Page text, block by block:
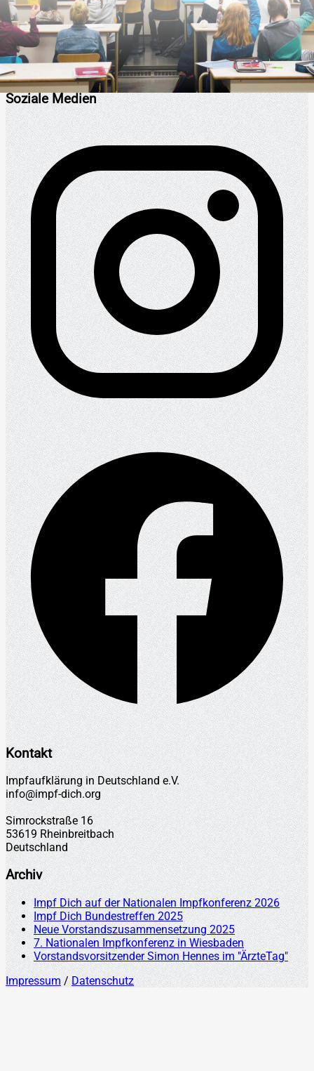
Soziale Medien
Kontakt
Impfaufklärung in Deutschland e.V.
info@impf-dich.org
Simrockstraße 16
53619 Rheinbreitbach
Deutschland
Archiv
Impf Dich auf der Nationalen Impfkonferenz 2026
Impf Dich Bundestreffen 2025
Neue Vorstandszusammensetzung 2025
7. Nationalen Impfkonferenz in Wiesbaden
Vorstandsvorsitzender Simon Hennes im "ÄrzteTag"
Impressum/Datenschutz